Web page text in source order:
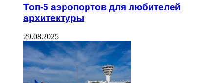
Топ-5 аэропортов для любителей
архитектуры
29.08.2025